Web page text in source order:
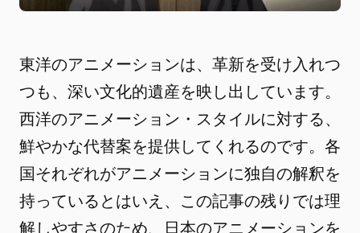
東洋のアニメーションは、革新を受け入れつ
つも、深い文化的遺産を映し出しています。
西洋のアニメーション・スタイルに対する、
鮮やかな代替案を提供してくれるのです。各
国それぞれがアニメーションに独自の解釈を
持っているとはいえ、この記事の残りでは理
解しやすさのため、日本のアニメーションを